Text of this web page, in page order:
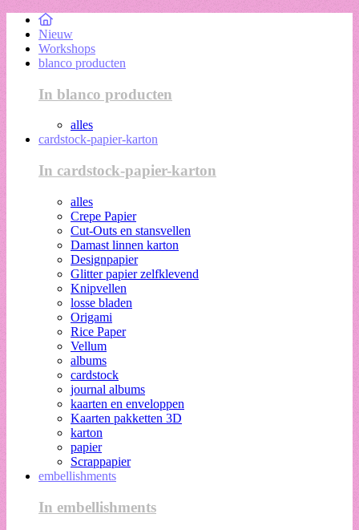
Nieuw
Workshops
blanco producten
In blanco producten
alles
cardstock-papier-karton
In cardstock-papier-karton
alles
Crepe Papier
Cut-Outs en stansvellen
Damast linnen karton
Designpapier
Glitter papier zelfklevend
Knipvellen
losse bladen
Origami
Rice Paper
Vellum
albums
cardstock
journal albums
kaarten en enveloppen
Kaarten pakketten 3D
karton
papier
Scrappapier
embellishments
In embellishments